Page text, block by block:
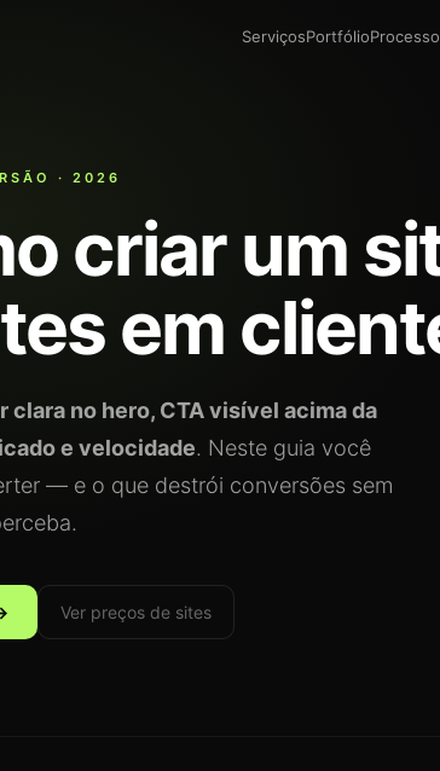
ServiçosPortfólioProcesso
· 2026
criar um
em
clara no hero, CTA visível acima da
e velocidade. Neste guia você
— e o que destrói conversões sem
Ver preços de sites